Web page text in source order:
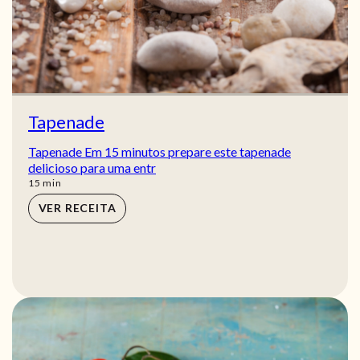
Tapenade
Tapenade Em 15 minutos prepare este tapenade
delicioso para uma entr
15 min
min
VER RECEITA